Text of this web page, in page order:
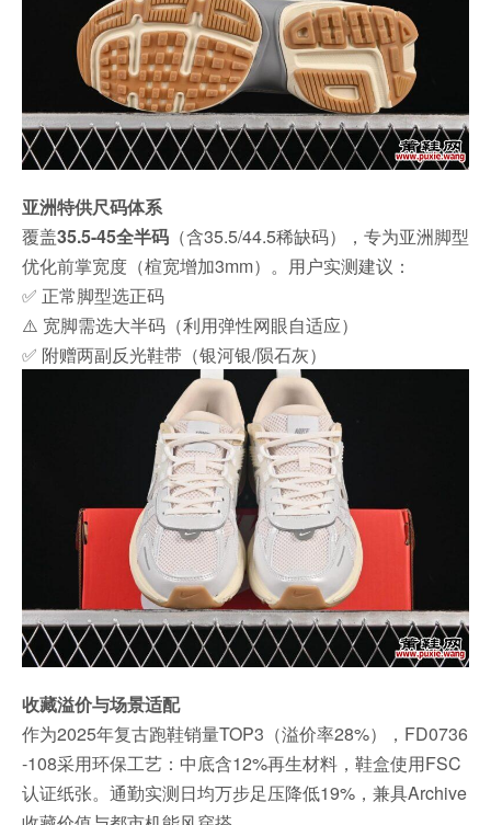
亚洲特供尺码体系
覆盖35.5-45全半码 （含35.5/44.5稀缺码），专为亚洲脚型
优化前掌宽度（楦宽增加3mm）。用户实测建议：
✅ 正常脚型选正码
⚠️ 宽脚需选大半码（利用弹性网眼自适应）
✅ 附赠两副反光鞋带（银河银/陨石灰）
收藏溢价与场景适配
作为2025年复古跑鞋销量TOP3（溢价率28%），FD0736
-108采用环保工艺：中底含12%再生材料，鞋盒使用FSC
认证纸张。通勤实测日均万步足压降低19%，兼具Archive